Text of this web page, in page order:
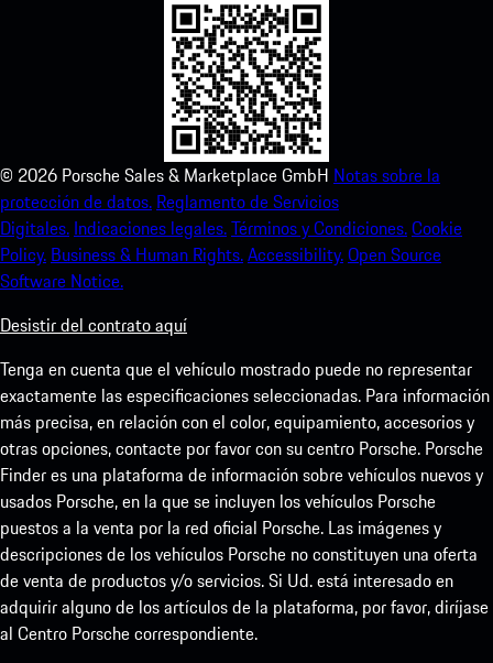
© 2026 Porsche Sales & Marketplace GmbH Notas sobre la
protección de datos. Reglamento de Servicios
Digitales. Indicaciones legales.Términos y Condiciones.Cookie
Policy. Business & Human Rights.Accessibility.Open Source
Software Notice.
Desistir del contrato aquí
Tenga en cuenta que el vehículo mostrado puede no representar
exactamente las especificaciones seleccionadas. Para información
más precisa, en relación con el color, equipamiento, accesorios y
otras opciones, contacte por favor con su centro Porsche. Porsche
Finder es una plataforma de información sobre vehículos nuevos y
usados Porsche, en la que se incluyen los vehículos Porsche
puestos a la venta por la red oficial Porsche. Las imágenes y
descripciones de los vehículos Porsche no constituyen una oferta
de venta de productos y/o servicios. Si Ud. está interesado en
adquirir alguno de los artículos de la plataforma, por favor, diríjase
al Centro Porsche correspondiente.